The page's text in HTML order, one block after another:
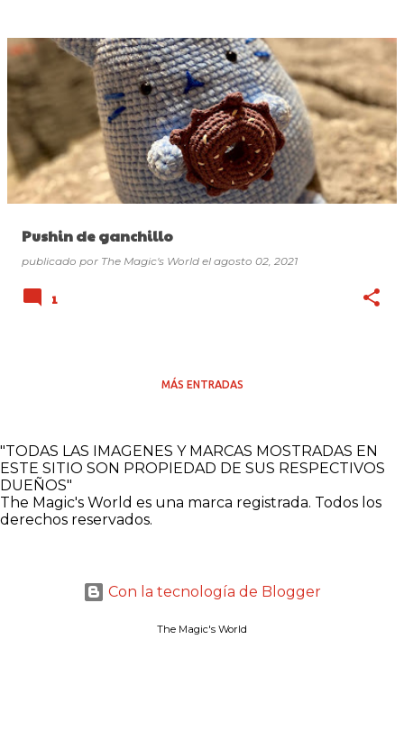
Pushin de ganchillo
publicado por The Magic's World el agosto 02, 2021
1
MÁS ENTRADAS
"TODAS LAS IMAGENES Y MARCAS MOSTRADAS EN
ESTE SITIO SON PROPIEDAD DE SUS RESPECTIVOS
DUEÑOS"
The Magic's World es una marca registrada. Todos los
derechos reservados.
Con la tecnología de Blogger
The Magic's World